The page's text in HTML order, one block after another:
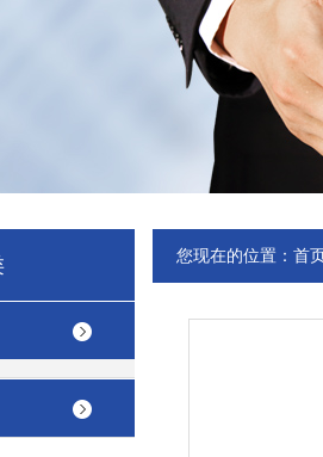
您现在的位置： 首